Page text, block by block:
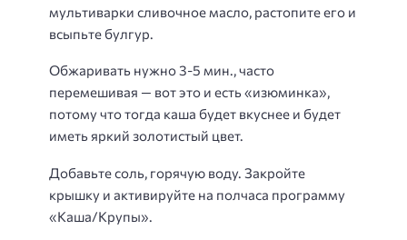
мультиварки сливочное масло, растопите его и
всыпьте булгур.
Обжаривать нужно 3-5 мин., часто
перемешивая — вот это и есть «изюминка»,
потому что тогда каша будет вкуснее и будет
иметь яркий золотистый цвет.
Добавьте соль, горячую воду. Закройте
крышку и активируйте на полчаса программу
«Каша/Крупы».